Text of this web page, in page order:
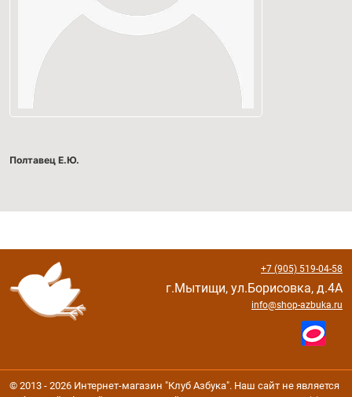
Полтавец Е.Ю.
+7 (905) 519-04-58
г.Мытищи, ул.Борисовка, д.4А
info@shop-azbuka.ru
© 2013 - 2026 Интернет-магазин "Клуб Азбука". Наш сайт не является